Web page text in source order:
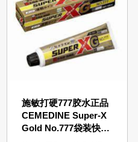
施敏打硬777胶水正品
CEMEDINE Super-X
Gold No.777袋装快速